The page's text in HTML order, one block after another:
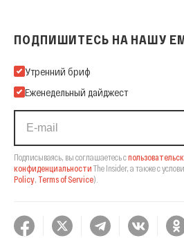
ПОДПИШИТЕСЬ НА НАШУ
Подпишитесь на нашу Email-рассылку
Утренний бриф
Еженедельный дайджест
Подписываясь, вы соглашаетесь с
конфиденциальности The Insider, а также с
Policy, Terms of Service).